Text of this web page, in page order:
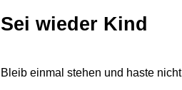
Sei wieder Kind
Bleib einmal stehen und haste nicht